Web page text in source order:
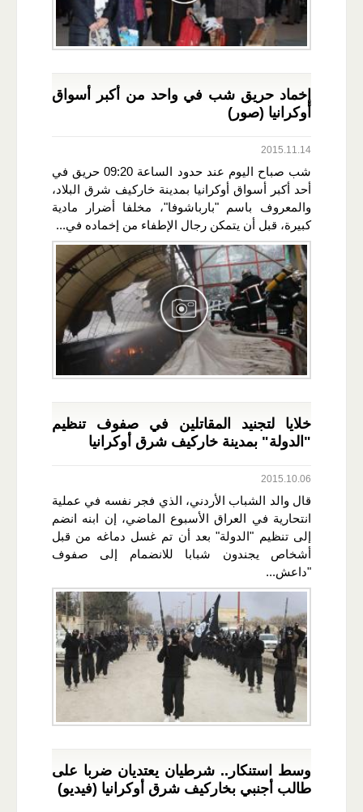
إخماد حريق شب في واحد من أكبر أسواق
أوكرانيا (صور)
2015.11.14
شب صباح اليوم عند حدود الساعة 09:20 حريق في
أحد أكبر أسواق أوكرانيا بمدينة خاركيف شرق البلاد،
والمعروف باسم "بارباشوفا"، مخلفا أضرار مادية
كبيرة، قبل أن يتمكن رجال الإطفاء من إخماده في...
خلايا لتجنيد المقاتلين في صفوف تنظيم
"الدولة" بمدينة خاركيف شرق أوكرانيا
2015.10.06
قال والد الشباب الأردني، الذي فجر نفسه في عملية
انتحارية في العراق الأسبوع الماضي، إن ابنه انضم
إلى تنظيم "الدولة" بعد أن تم غسل دماغه من قبل
أشخاص يجندون شبابا للانضمام إلى صفوف
"داعش...
وسط استنكار.. شرطيان يعتديان ضربا على
طالب أجنبي بخاركيف شرق أوكرانيا (فيديو)